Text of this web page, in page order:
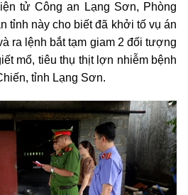
tử Công an Lạng Sơn, Phòng
tỉnh này cho biết đã khởi tố vụ án
ra lệnh bắt tạm giam 2 đối tượng
mổ, tiêu thụ thịt lợn nhiễm bệnh
tỉnh Lạng Sơn.